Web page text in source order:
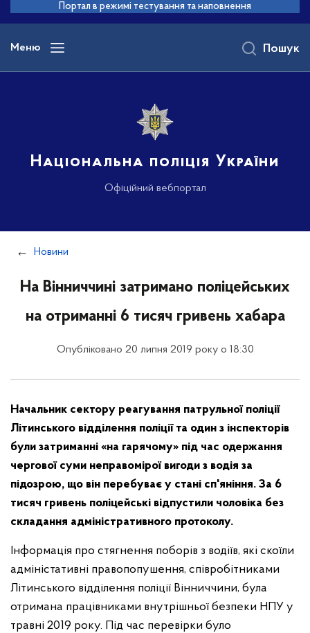
основного
вмісту
Портал в режимі тестування та наповнення
Меню
Національна поліція України
Офіційний вебпортал
Пошук
Новини
На Вінниччині затримано поліцейських
на отриманні 6 тисяч гривень хабара
Опубліковано 20 липня 2019 року о 18:30
Начальник сектору реагування патрульної поліції
Літинського відділення поліції та один з інспекторів
були затриманні «на гарячому» під час одержання
чергової суми неправомірої вигоди з водія за
підозрою, що він перебуває у стані сп'яніння. За 6
тисяч гривень поліцейські відпустили чоловіка без
складання адміністративного протоколу.
Інформація про стягнення поборів з водіїв, які скоїли
адміністативні правопопушення, співробітниками
Літинського відділення поліції Вінниччини, була
отримана працівниками внутрішньої безпеки НПУ у
травні 2019 року. Під час перевірки було